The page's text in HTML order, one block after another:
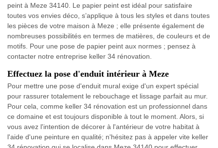
peint à Meze 34140. Le papier peint est idéal pour satisfaire
toutes vos envies déco, s’applique à tous les styles et dans toutes
les pièces de votre maison à Meze ; elle présente également de
nombreuses possibilités en termes de matières, de couleurs et de
motifs. Pour une pose de papier peint aux normes ; pensez à
contacter notre entreprise keller 34 rénovation.
Effectuez la pose d'enduit intérieur à Meze
Pour mettre une pose d'enduit mural exige d'un expert spécial
pour rassurer totalement le rebouchage et lissage parfait au mur.
Pour cela, comme keller 34 rénovation est un professionnel dans
ce domaine et est toujours disponible à tout le moment. Alors, si
vous avez l'intention de décorer à l'antérieur de votre habitat à
l'aide d'une peinture en qualité; n'hésitez pas à appeler vite keller